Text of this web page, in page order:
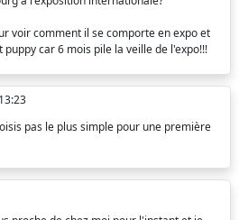
voir comment il se comporte en expo et
car 6 mois pile la veille de l'expo!!!
pas le plus simple pour une première